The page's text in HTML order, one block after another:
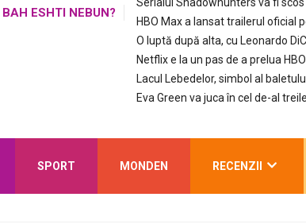
BAH ESHTI NEBUN?
HBO Max a lansat trailerul oficial
O luptă după alta, cu Leonardo
Netflix e la un pas de a prelua
Lacul Lebedelor, simbol al
Eva Green va juca în cel de-al
SPORT MONDEN RECENZII